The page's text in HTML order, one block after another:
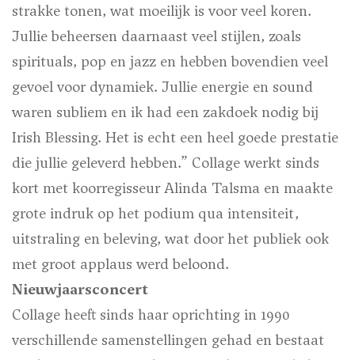
strakke tonen, wat moeilijk is voor veel koren.
Jullie beheersen daarnaast veel stijlen, zoals
spirituals, pop en jazz en hebben bovendien veel
gevoel voor dynamiek. Jullie energie en sound
waren subliem en ik had een zakdoek nodig bij
Irish Blessing. Het is echt een heel goede prestatie
die jullie geleverd hebben.” Collage werkt sinds
kort met koorregisseur Alinda Talsma en maakte
grote indruk op het podium qua intensiteit,
uitstraling en beleving, wat door het publiek ook
met groot applaus werd beloond.
Nieuwjaarsconcert
Collage heeft sinds haar oprichting in 1990
verschillende samenstellingen gehad en bestaat